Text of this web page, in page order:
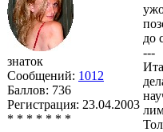
знаток
Сообщений: 1012
Баллов: 736
Регистрация: 23.04.2003
* * * * * * *
до
---